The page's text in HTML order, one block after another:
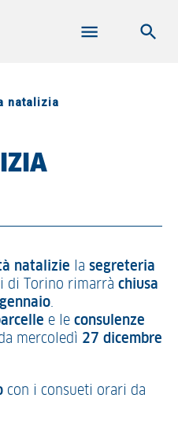
natalizia
natalizie la segreteria
di Torino rimarrà chiusa
gennaio.
e le consulenze
mercoledì 27 dicembre
con i consueti orari da